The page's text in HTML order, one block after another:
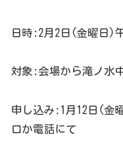
日時:2月2日(金曜日)
対象:会場から滝ノ水
申し込み:1月12日(金
口か電話にて